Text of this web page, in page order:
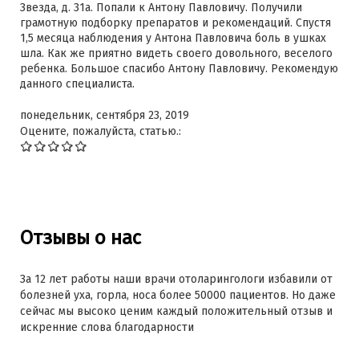
Звезда, д. 31а. Попали к Антону Павловичу. Получили
грамотную подборку препаратов и рекомендаций. Спустя
1,5 месяца наблюдения у Антона Павловича боль в ушках
шла. Как же приятно видеть своего довольного, веселого
ребенка. Большое спасибо Антону Павловичу. Рекомендую
данного специалиста.
понедельник, сентября 23, 2019
Оцените, пожалуйста, статью.:
Отзывы о нас
За 12 лет работы наши врачи отоларингологи избавили от
болезней уха, горла, носа более 50000 пациентов. Но даже
сейчас мы высоко ценим каждый положительный отзыв и
искренние слова благодарности